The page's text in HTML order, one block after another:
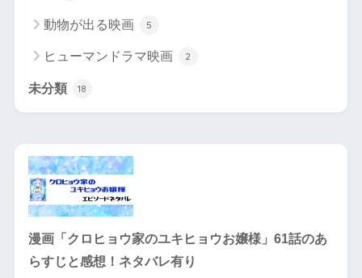
動物が出る映画 5
ヒューマンドラマ映画 2
未分類 18
漫画「クロヒョウ家のユキヒョウお嬢様」61話のあ
らすじと感想！ネタバレ有り